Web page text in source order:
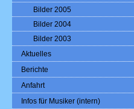
Bilder 2005
Bilder 2004
Bilder 2003
Aktuelles
Berichte
Anfahrt
Infos für Musiker (intern)